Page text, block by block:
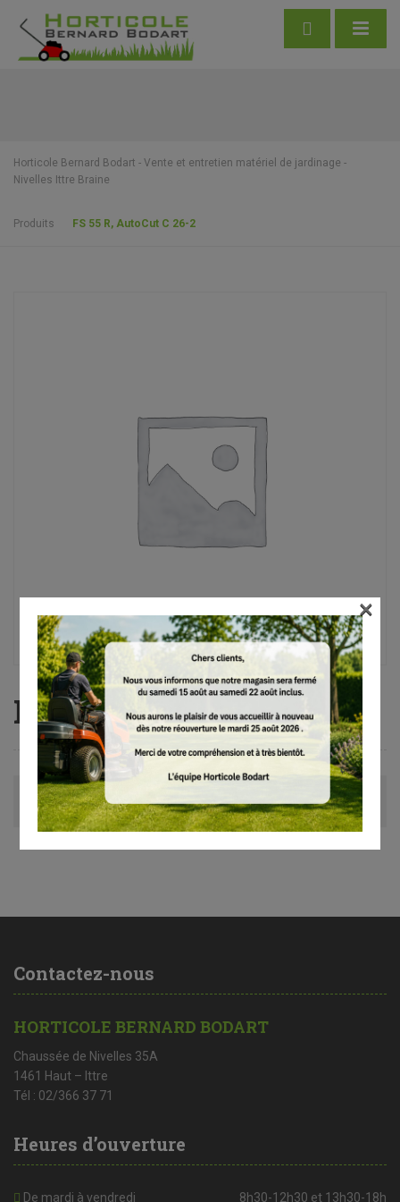
Horticole Bernard Bodart - Vente et entretien matériel de jardinage -
Nivelles Ittre Braine
Produits FS 55 R, AutoCut C 26-2
FS 55 R, AutoCut C 26-2
Avis (0)
Contactez-nous
HORTICOLE BERNARD BODART
Chaussée de Nivelles 35A
1461 Haut – Ittre
Tél : 02/366 37 71
Heures d’ouverture
De mardi à vendredi 8h30-12h30 et 13h30-18h
×